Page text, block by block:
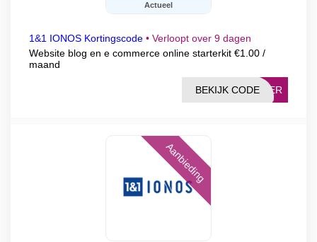
Actueel
1&1 IONOS Kortingscode • Verloopt over 9 dagen
Website blog en e commerce online starterkit €1.00 /
maand
FFER
BEKIJK CODE
Aanbieding